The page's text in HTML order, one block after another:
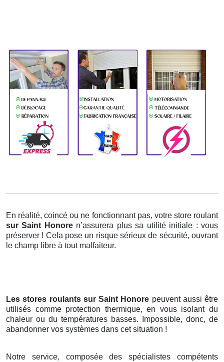
En réalité, coincé ou ne fonctionnant pas, votre store roulant
sur Saint Honore n’assurera plus sa utilité initiale : vous
préserver ! Cela pose un risque sérieux de sécurité, ouvrant
le champ libre à tout malfaiteur.
Les stores roulants sur Saint Honore peuvent aussi être
utilisés comme protection thermique, en vous isolant du
chaleur ou du températures basses. Impossible, donc, de
abandonner vos systèmes dans cet situation !
Notre service, composée des spécialistes compétents